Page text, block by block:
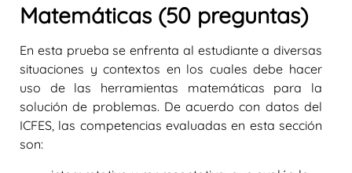
Matemáticas (50 preguntas)
En esta prueba se enfrenta al estudiante a diversas
situaciones y contextos en los cuales debe hacer
uso de las herramientas matemáticas para la
solución de problemas. De acuerdo con datos del
ICFES, las competencias evaluadas en esta sección
son: